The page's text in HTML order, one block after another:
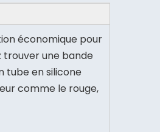
économique pour
trouver une bande
tube en silicone
comme le rouge,